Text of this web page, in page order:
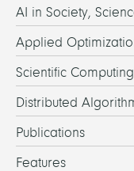
AI in Society,
Applied
Scientific Computing
Distributed
Publications
Features